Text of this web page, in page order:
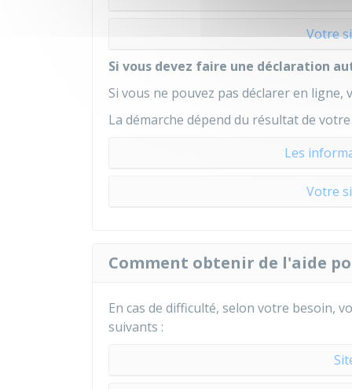
Votre
Si vous devez faire une déclaration
Si vous ne pouvez pas déclarer en
La démarche dépend du résultat de
Les
Votre
Comment obtenir de l'aide
En cas de difficulté, selon votre besoin,
suivants :